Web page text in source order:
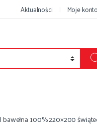
Aktualności Moje konto
bawełna 100% 220×200